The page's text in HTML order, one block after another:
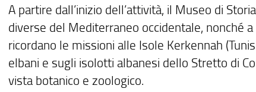
A partire dall’inizio dell’attività, il Museo di
diverse del Mediterraneo occidentale, nonché
ricordano le missioni alle Isole Kerkennah
elbani e sugli isolotti albanesi dello Stretto di
vista botanico e zoologico.